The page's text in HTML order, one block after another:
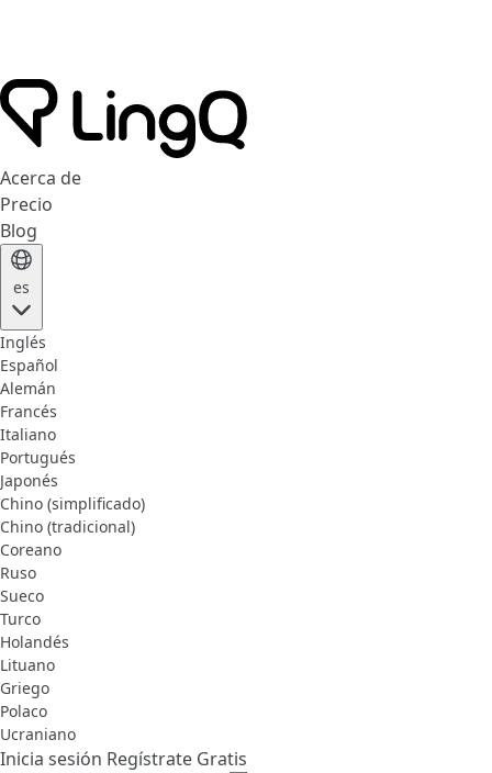
Acerca de
Precio
Blog
es
Inglés
Español
Alemán
Francés
Italiano
Portugués
Japonés
Chino (simplificado)
Chino (tradicional)
Coreano
Ruso
Sueco
Turco
Holandés
Lituano
Griego
Polaco
Ucraniano
Inicia sesión Regístrate Gratis